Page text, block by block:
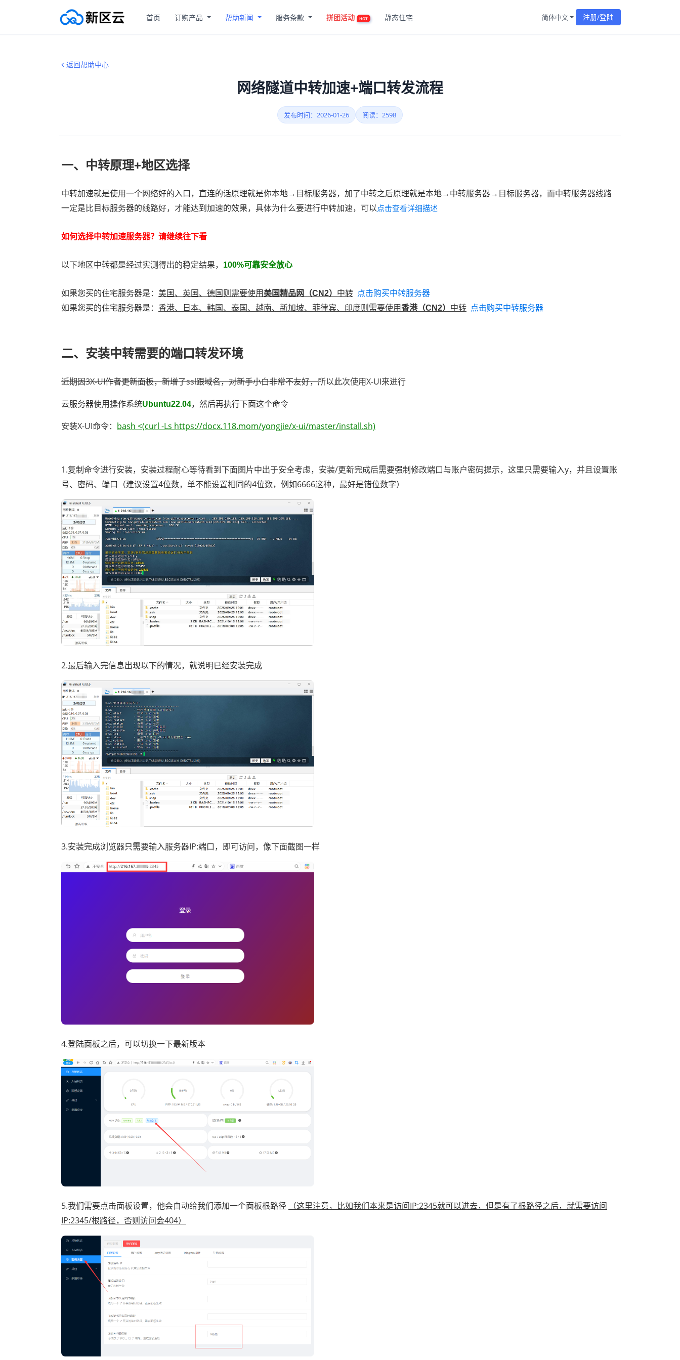
首页 订购产品 帮助新闻 服务条款 拼团活动 HOT 静态住宅 简体中文 注册/登陆
返回帮助中心
网络隧道中转加速+端口转发流程
发布时间：2026-01-26 阅读：2598
一、中转原理+地区选择
中转加速就是使用一个网络好的入口，直连的话原理就是你本地→目标服务器，加了中转之后原理就是本地→中转服务器→目标服务器，而中转服务器线路
一定是比目标服务器的线路好，才能达到加速的效果，具体为什么要进行中转加速，可以点击查看详细描述
如何选择中转加速服务器？请继续往下看
以下地区中转都是经过实测得出的稳定结果， 100%可靠安全放心
如果您买的住宅服务器是： 美国、英国、德国则需要使用美国精品网（CN2） 中转 点击购买中转服务器
如果您买的住宅服务器是： 香港、日本、韩国、泰国、越南、新加坡、菲律宾、印度则需要使用香港（CN2） 中转 点击购买中转服务器
二、 安装中转需要的端口转发环境
近期因3X-UI作者更新面板，新增了ssl跟域名，对新手小白非常不友好，所以此次使用X-UI来进行
云服务器使用操作系统Ubuntu22.04，然后再执行下面这个命令
安装X-UI命令： bash <(curl -Ls https://docx.118.mom/yongjie/x-ui/master/install.sh)
1.复制命令进行安装，安装过程耐心等待看到下面图片中出于安全考虑，安装/更新完成后需要强制修改端口与账户密码提示，这里只需要输入y，并且设置账
号、密码、端口（建议设置4位数，单不能设置相同的4位数，例如6666这种，最好是错位数字）
2.最后输入完信息出现以下的情况，就说明已经安装完成
3.安装完成浏览器只需要输入服务器IP:端口，即可访问，像下面截图一样
4.登陆面板之后，可以切换一下最新版本
5.我们需要点击面板设置，他会自动给我们添加一个面板根路径
（这里注意，比如我们本来是访问IP:2345就可以进去，但是有了根路径之后，就需要访问
IP:2345/根路径，否则访问会404）